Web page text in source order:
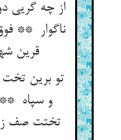
از چه گریی
ناگوار **
قرین شهریار
تو برین تخت
و سپاه
تختت صف